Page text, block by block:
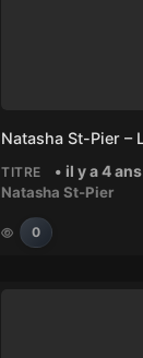
TITRE • il y a 4 ans
Natasha St-Pier
0